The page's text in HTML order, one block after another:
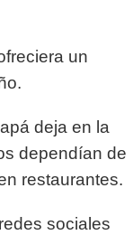
un
deja en la
dependían de
restaurantes.
sociales